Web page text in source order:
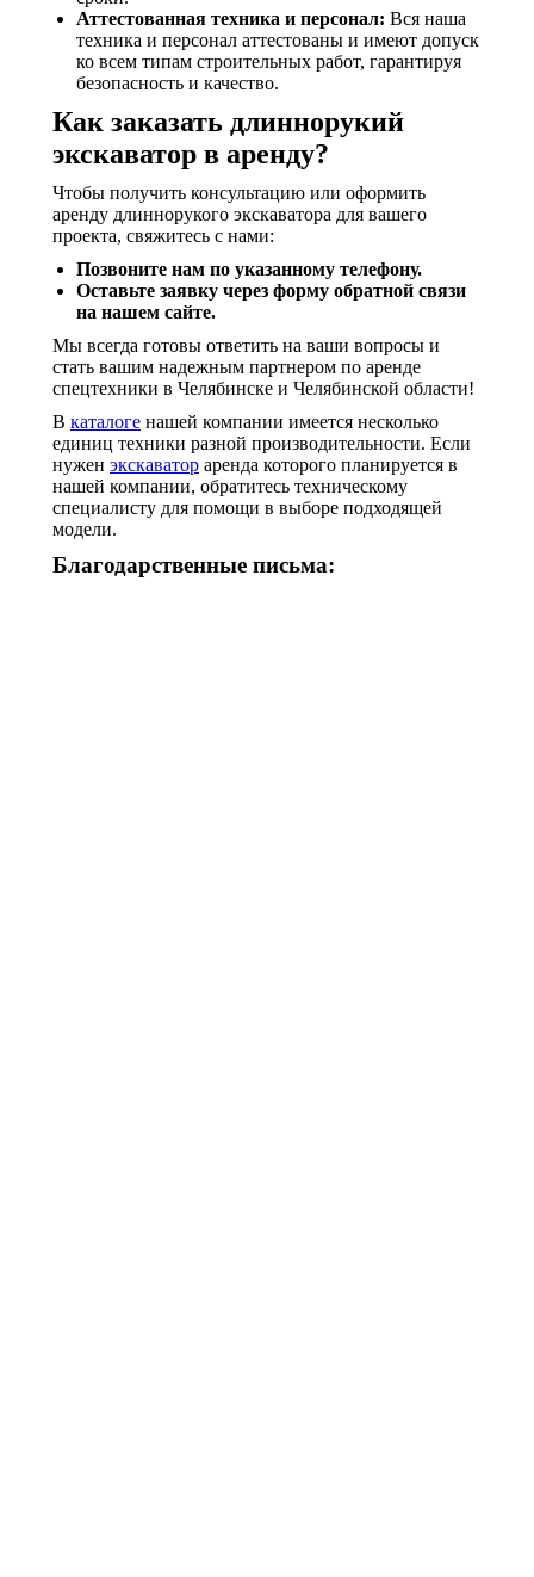
Аттестованная техника и персонал: Вся наша
техника и персонал аттестованы и имеют допуск
ко всем типам строительных работ, гарантируя
безопасность и качество.
Как заказать длиннорукий
экскаватор в аренду?
Чтобы получить консультацию или оформить
аренду длиннорукого экскаватора для вашего
проекта, свяжитесь с нами:
Позвоните нам по указанному телефону.
Оставьте заявку через форму обратной связи
на нашем сайте.
Мы всегда готовы ответить на ваши вопросы и
стать вашим надежным партнером по аренде
спецтехники в Челябинске и Челябинской области!
В каталоге нашей компании имеется несколько
единиц техники разной производительности. Если
нужен экскаватор аренда которого планируется в
нашей компании, обратитесь техническому
специалисту для помощи в выборе подходящей
модели.
Благодарственные письма: